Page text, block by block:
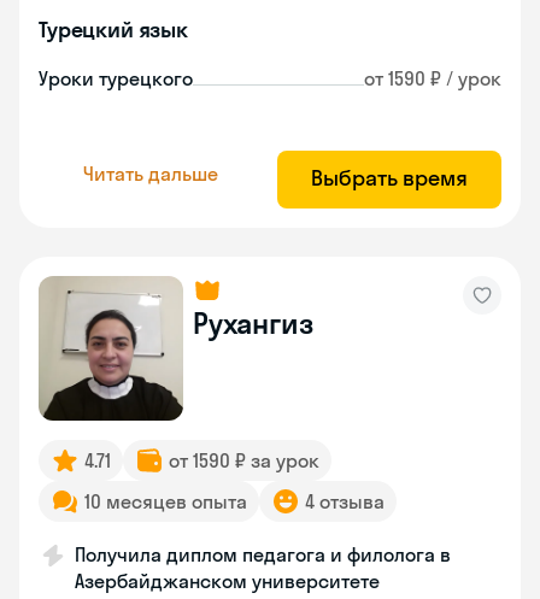
Турецкий язык
Уроки турецкого от 1590 ₽ / урок
Читать дальше Выбрать время
Рухангиз
4.71
от 1590 ₽ за урок
10 месяцев опыта
4 отзыва
Получила диплом педагога и филолога в
Азербайджанском университете